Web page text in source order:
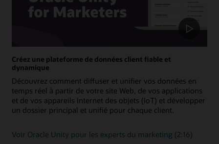
Créez une plateforme de données client fiable et
dynamique
Découvrez comment diffuser et unifier vos données en
temps réel à partir de votre site Web, de vos applications
et de vos appareils Internet des objets (IoT) et développer
un dossier principal et unifié pour chaque client.
Voir Oracle Unity pour les experts du marketing (2:16)